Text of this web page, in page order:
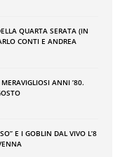
QUARTA SERATA (IN
CONTI E ANDREA
ANNI ʼ80.
E I GOBLIN DAL VIVO L’8